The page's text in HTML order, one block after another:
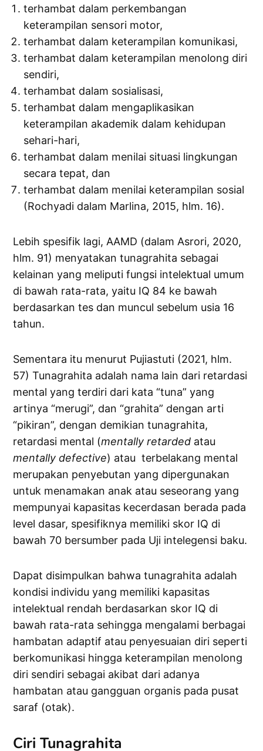
terhambat dalam perkembangan
keterampilan sensori motor,
terhambat dalam keterampilan komunikasi,
terhambat dalam keterampilan menolong diri
sendiri,
terhambat dalam sosialisasi,
terhambat dalam mengaplikasikan
keterampilan akademik dalam kehidupan
sehari-hari,
terhambat dalam menilai situasi lingkungan
secara tepat, dan
terhambat dalam menilai keterampilan sosial
(Rochyadi dalam Marlina, 2015, hlm. 16).
Lebih spesifik lagi, AAMD (dalam Asrori, 2020,
hlm. 91) menyatakan tunagrahita sebagai
kelainan yang meliputi fungsi intelektual umum
di bawah rata-rata, yaitu IQ 84 ke bawah
berdasarkan tes dan muncul sebelum usia 16
tahun.
Sementara itu menurut Pujiastuti (2021, hlm.
57) Tunagrahita adalah nama lain dari retardasi
mental yang terdiri dari kata “tuna” yang
artinya “merugi”, dan “grahita” dengan arti
“pikiran”, dengan demikian tunagrahita,
retardasi mental (mentally retarded atau
mentally defective) atau terbelakang mental
merupakan penyebutan yang dipergunakan
untuk menamakan anak atau seseorang yang
mempunyai kapasitas kecerdasan berada pada
level dasar, spesifiknya memiliki skor IQ di
bawah 70 bersumber pada Uji intelegensi baku.
Dapat disimpulkan bahwa tunagrahita adalah
kondisi individu yang memiliki kapasitas
intelektual rendah berdasarkan skor IQ di
bawah rata-rata sehingga mengalami berbagai
hambatan adaptif atau penyesuaian diri seperti
berkomunikasi hingga keterampilan menolong
diri sendiri sebagai akibat dari adanya
hambatan atau gangguan organis pada pusat
saraf (otak).
Ciri Tunagrahita